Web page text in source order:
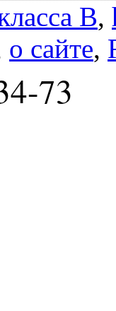
B,
о сайте,
73